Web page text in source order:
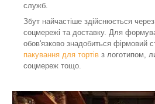
служб.
Збут найчастіше здійснюється
соцмережі та доставку. Для
обов'язково знадобиться фірмовий
пакування для тортів з логотипом,
соцмереж тощо.